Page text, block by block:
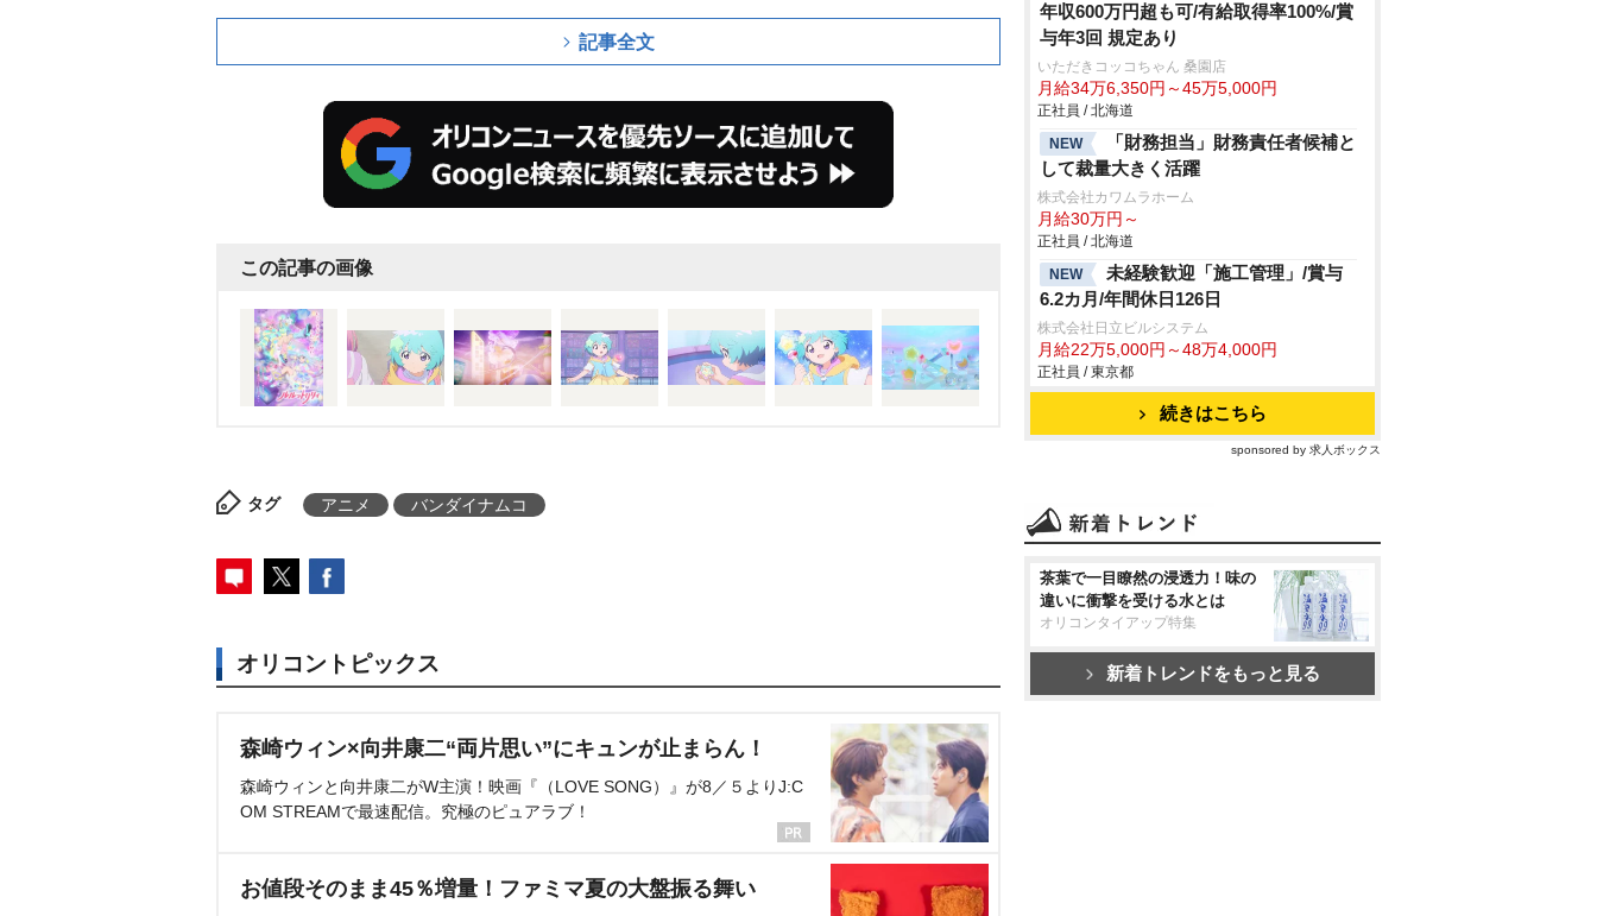
記事全文
この記事の画像
タグ アニメ バンダイナムコ
オリコントピックス
森崎ウィン×向井康二“両片思い”にキュンが止まらん！
森崎ウィンと向井康二がW主演！映画『（LOVE SONG）』が8／５よりJ:C
OM STREAMで最速配信。究極のピュアラブ！
お値段そのまま45％増量！ファミマ夏の大盤振る舞い
年収600万円超も可/有給取得率100%/賞
与年3回 規定あり
いただきコッコちゃん 桑園店
月給34万6,350円～45万5,000円
正社員 / 北海道
NEW
「財務担当」財務責任者候補と
して裁量大きく活躍
株式会社カワムラホーム
月給30万円～
正社員 / 北海道
NEW
未経験歓迎「施工管理」/賞与
6.2カ月/年間休日126日
株式会社日立ビルシステム
月給22万5,000円～48万4,000円
正社員 / 東京都
続きはこちら
sponsored by 求人ボックス
茶葉で一目瞭然の浸透力！味の
違いに衝撃を受ける水とは
オリコンタイアップ特集
新着トレンドをもっと見る